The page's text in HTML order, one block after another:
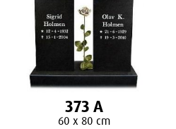
373 A
60 x 80 cm